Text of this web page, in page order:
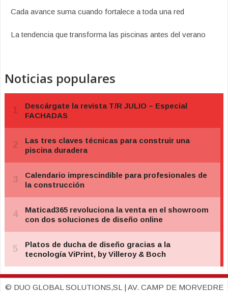
Cada avance suma cuando fortalece a toda una red
La tendencia que transforma las piscinas antes del verano
Noticias populares
© DUO GLOBAL SOLUTIONS,SL | AV. CAMP DE MORVEDRE